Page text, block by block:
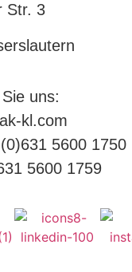
Str. 3
uns:
kl.com
5600 1750
5600 1759